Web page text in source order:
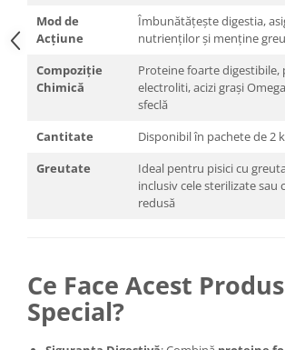
Mod de
Acțiune
Îmbunătățește digestia,
nutrienților și menține
Compoziție
Chimică
Proteine foarte digestibile,
electroliti, acizi grași
sfeclă
Cantitate
Disponibil în pachete de 2
Greutate
Ideal pentru pisici cu
inclusiv cele sterilizate sau
redusă
Ce Face Acest Produs
Special?